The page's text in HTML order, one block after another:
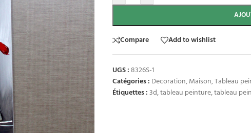
Compare Add to wishlist
UGS :8326S-1
Catégories : Decoration,Maison,Tableau
Étiquettes :3d,tableau peinture,tableau